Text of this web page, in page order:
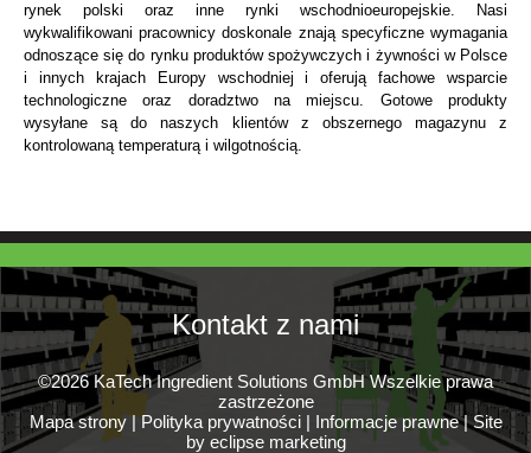
rynek polski oraz inne rynki wschodnioeuropejskie. Nasi
wykwalifikowani pracownicy doskonale znają specyficzne wymagania
odnoszące się do rynku produktów spożywczych i żywności w Polsce
i innych krajach Europy wschodniej i oferują fachowe wsparcie
technologiczne oraz doradztwo na miejscu. Gotowe produkty
wysyłane są do naszych klientów z obszernego magazynu z
kontrolowaną temperaturą i wilgotnością.
Kontakt z nami
©2026 KaTech Ingredient Solutions GmbH Wszelkie prawa
zastrzeżone
Mapa strony|Polityka prywatności| Informacje prawne|Site
by eclipse marketing